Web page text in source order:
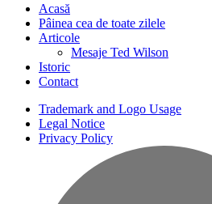
Acasă
Pâinea cea de toate zilele
Articole
Mesaje Ted Wilson
Istoric
Contact
Trademark and Logo Usage
Legal Notice
Privacy Policy